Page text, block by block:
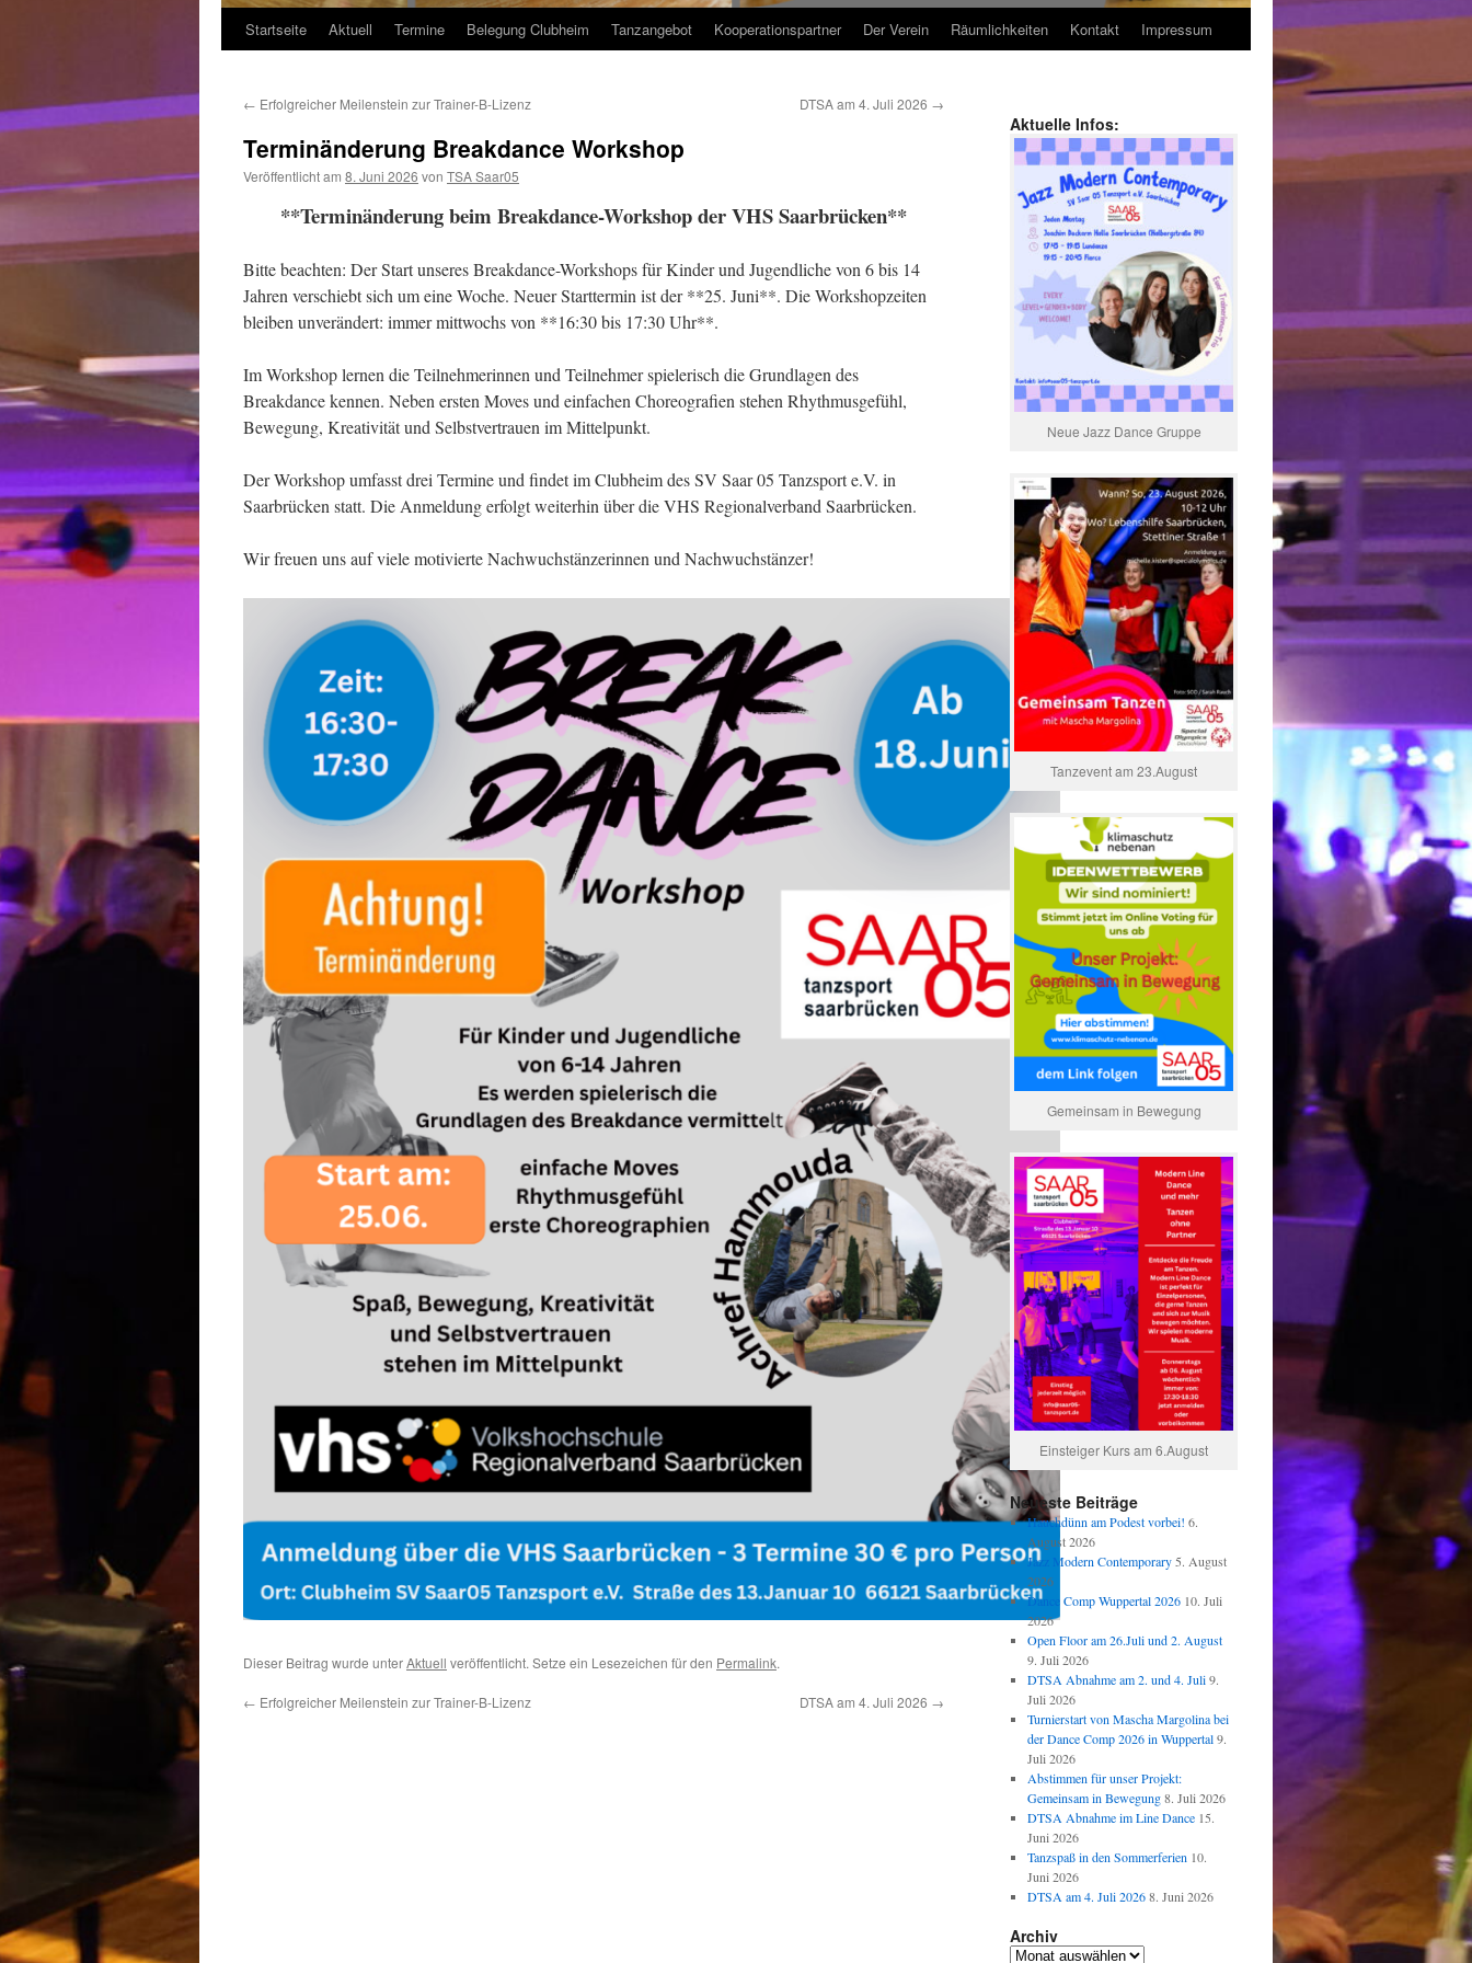
Startseite Aktuell Termine Belegung Clubheim Tanzangebot Kooperationspartner Der Verein Räumlichkeiten Kontakt Impressum
← Erfolgreicher Meilenstein zur Trainer-B-Lizenz DTSA am 4. Juli 2026 →
Terminänderung Breakdance Workshop
Veröffentlicht am 8. Juni 2026 von TSA Saar05
**Terminänderung beim Breakdance-Workshop der VHS Saarbrücken**
Bitte beachten: Der Start unseres Breakdance-Workshops für Kinder und Jugendliche von 6 bis 14
Jahren verschiebt sich um eine Woche. Neuer Starttermin ist der **25. Juni**. Die Workshopzeiten
bleiben unverändert: immer mittwochs von **16:30 bis 17:30 Uhr**.
Im Workshop lernen die Teilnehmerinnen und Teilnehmer spielerisch die Grundlagen des
Breakdance kennen. Neben ersten Moves und einfachen Choreografien stehen Rhythmusgefühl,
Bewegung, Kreativität und Selbstvertrauen im Mittelpunkt.
Der Workshop umfasst drei Termine und findet im Clubheim des SV Saar 05 Tanzsport e.V. in
Saarbrücken statt. Die Anmeldung erfolgt weiterhin über die VHS Regionalverband Saarbrücken.
Wir freuen uns auf viele motivierte Nachwuchstänzerinnen und Nachwuchstänzer!
Dieser Beitrag wurde unterAktuell veröffentlicht. Setze ein Lesezeichen für den Permalink.
← Erfolgreicher Meilenstein zur Trainer-B-Lizenz DTSA am 4. Juli 2026 →
Aktuelle Infos:
Neue Jazz Dance Gruppe
Tanzevent am 23.August
Gemeinsam in Bewegung
Einsteiger Kurs am 6.August
Neueste Beiträge
Hauchdünn am Podest vorbei! 6.
August 2026
Jazz Modern Contemporary 5. August
2026
Dance Comp Wuppertal 2026 10. Juli
2026
Open Floor am 26.Juli und 2. August
9. Juli 2026
DTSA Abnahme am 2. und 4. Juli 9.
Juli 2026
Turnierstart von Mascha Margolina bei
der Dance Comp 2026 in Wuppertal 9.
Juli 2026
Abstimmen für unser Projekt:
Gemeinsam in Bewegung 8. Juli 2026
DTSA Abnahme im Line Dance 15.
Juni 2026
Tanzspaß in den Sommerferien 10.
Juni 2026
DTSA am 4. Juli 2026 8. Juni 2026
Archiv
Archiv